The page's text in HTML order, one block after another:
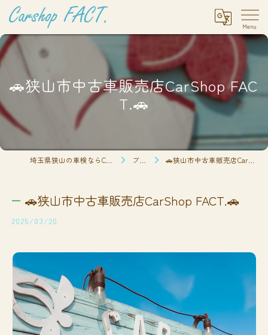
🚗狭山市中古車販売店CarShop FAC
T.🚗
ブログ 🚗狭山市中古車販売店CarShop FACT.🚗
🚗狭山市中古車販売店CarShop FACT.🚗
2025/03/20